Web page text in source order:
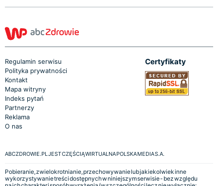
Regulamin serwisu
Polityka prywatności
Kontakt
Mapa witryny
Indeks pytań
Partnerzy
Reklama
O nas
Certyfikaty
ABCZDROWIE.PL JEST CZĘŚCIĄ WIRTUALNA POLSKA MEDIA S.A.
Pobieranie, zwielokrotnianie, przechowywanie lub jakiekolwiek inne
wykorzystywanie treści dostępnych w niniejszym serwisie - bez względu